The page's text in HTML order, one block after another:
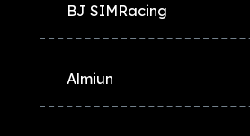
BJ SIMRacing
Almiun